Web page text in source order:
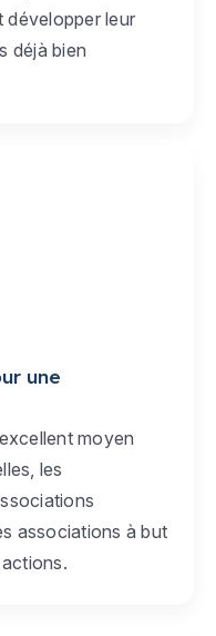
développer leur
déjà bien
une
moyen
les
associations à but